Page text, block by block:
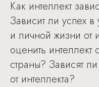
Как интеллект
Зависит ли успех
и личной жизни от
оценить
страны? Зависят
от интеллекта?